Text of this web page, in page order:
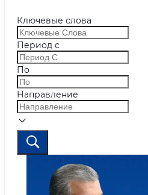
Ключевые слова
Период с
По
Направление